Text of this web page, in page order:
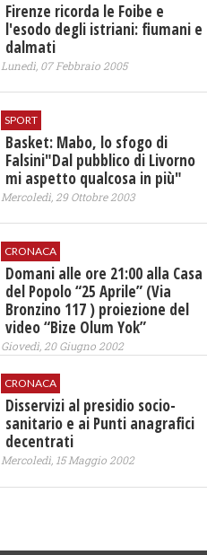
Firenze ricorda le Foibe e
l'esodo degli istriani: fiumani e
dalmati
Lunedì, 07 Febbraio 2005
SPORT
Basket: Mabo, lo sfogo di
Falsini"Dal pubblico di Livorno
mi aspetto qualcosa in più"
Mercoledì, 29 Ottobre 2003
CRONACA
Domani alle ore 21:00 alla Casa
del Popolo “25 Aprile” (Via
Bronzino 117 ) proiezione del
video “Bize Olum Yok”
Giovedì, 20 Giugno 2002
CRONACA
Disservizi al presidio socio-
sanitario e ai Punti anagrafici
decentrati
Mercoledì, 15 Maggio 2002